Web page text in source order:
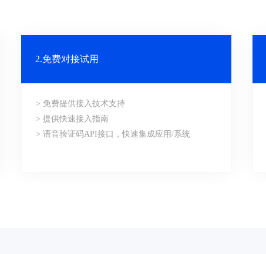
2.免费对接试用
> 免费提供接入技术支持
> 提供快速接入指南
> 语音验证码API接口，快速集成应用/系统